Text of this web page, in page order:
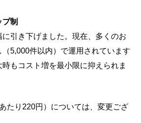
制
引き下げました。現在、多くのお
5,000件以内）で運用されています
もコスト増を最小限に抑えられま
たり220円）については、変更ござ